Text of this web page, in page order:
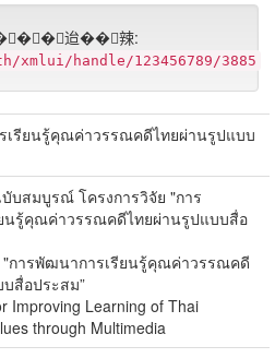
迨��辣:
handle/123456789/3885
เรียนรู้คุณค่าวรรณคดีไทยผ่านรูปแบบ
บสมบูรณ์ โครงการวิจัย "การ
นรู้คุณค่าวรรณคดีไทยผ่านรูปแบบสื่อ
"การพัฒนาการเรียนรู้คุณค่าวรรณคดี
สื่อประสม”
Improving Learning of Thai
through Multimedia